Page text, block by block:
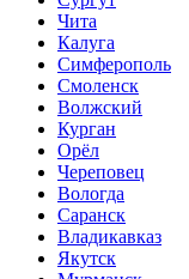
Чита
Калуга
Симферополь
Смоленск
Волжский
Курган
Орёл
Череповец
Вологда
Саранск
Владикавказ
Якутск